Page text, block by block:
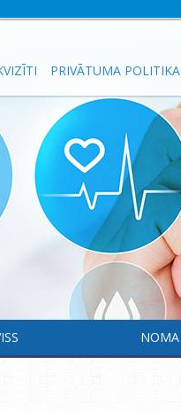
PRIVĀTUMA POLITIKA
NOMA